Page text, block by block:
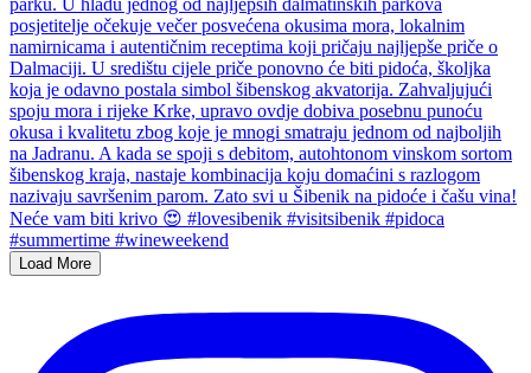
Load More